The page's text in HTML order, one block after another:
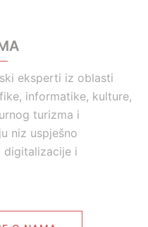
eksperti iz oblasti
informatike, kulture,
turizma i
niz uspješno
digitalizacije i